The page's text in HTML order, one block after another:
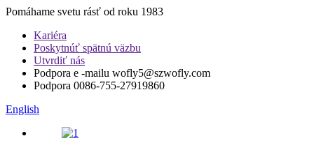
Pomáhame svetu rásť od roku 1983
Kariéra
Poskytnúť spätnú väzbu
Utvrdiť nás
Podpora e -mailu wofly5@szwofly.com
Podpora 0086-755-27919860
English